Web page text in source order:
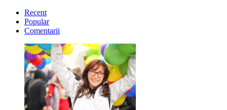
Recent
Popular
Comentarii